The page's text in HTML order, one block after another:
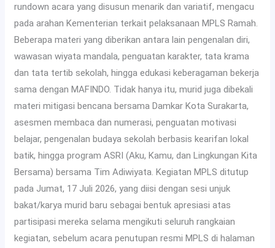
rundown acara yang disusun menarik dan variatif, mengacu
pada arahan Kementerian terkait pelaksanaan MPLS Ramah.
Beberapa materi yang diberikan antara lain pengenalan diri,
wawasan wiyata mandala, penguatan karakter, tata krama
dan tata tertib sekolah, hingga edukasi keberagaman bekerja
sama dengan MAFINDO. Tidak hanya itu, murid juga dibekali
materi mitigasi bencana bersama Damkar Kota Surakarta,
asesmen membaca dan numerasi, penguatan motivasi
belajar, pengenalan budaya sekolah berbasis kearifan lokal
batik, hingga program ASRI (Aku, Kamu, dan Lingkungan Kita
Bersama) bersama Tim Adiwiyata. Kegiatan MPLS ditutup
pada Jumat, 17 Juli 2026, yang diisi dengan sesi unjuk
bakat/karya murid baru sebagai bentuk apresiasi atas
partisipasi mereka selama mengikuti seluruh rangkaian
kegiatan, sebelum acara penutupan resmi MPLS di halaman